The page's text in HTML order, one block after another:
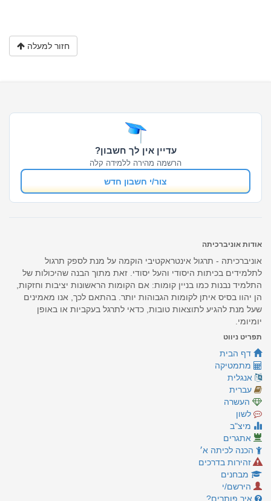
חזור למעלה
עדיין אין לך חשבון?
הרשמה מהירה ללמידה קלה
צור/י חשבון חדש
אודות אוניברכיתה
אוניברכיתה - תרגול אינטראקטיבי הוקמה על מנת לספק תרגול
לתלמידים בכיתות היסודי והעל יסודי. זאת מתוך הבנה שהיכולות של
התלמיד נבנות כמו בניין קומות: אם הקומות הראשונות יציבות וחזקות,
הן יהוו בסיס איתן לקומות הגבוהות יותר. בהתאם לכך, אנו מאמינים
שעל מנת להגיע לתוצאות טובות, כדאי לתרגל בעקביות או באופן
יומיומי.
תפריט ניווט
דף הבית
מתמטיקה
אנגלית
עברית
העשרה
לשון
מיצ"ב
אתגרים
הכנה לכיתה א׳
זהירות בדרכים
מבחנים
הירשם/י
איך פותרים?